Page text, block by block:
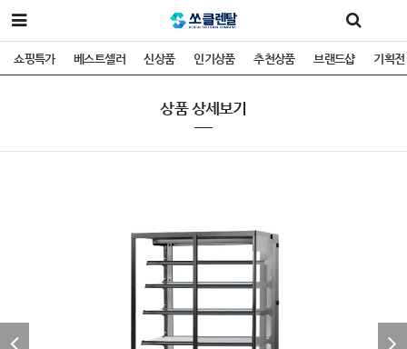
쇼핑특가 베스트셀러 신상품 인기상품 추천상품 브랜드샵 기획전
상품 상세보기